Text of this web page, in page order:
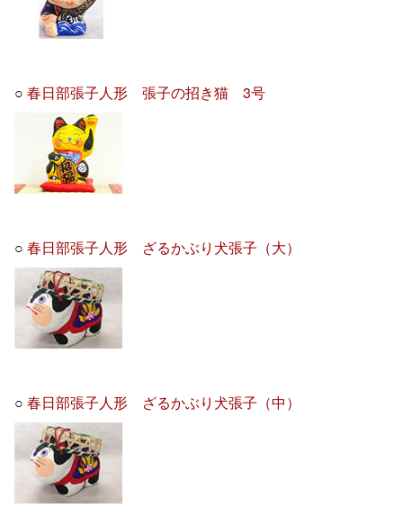
○春日部張子人形 張子の招き猫 3号
○春日部張子人形 ざるかぶり犬張子（大）
○春日部張子人形 ざるかぶり犬張子（中）